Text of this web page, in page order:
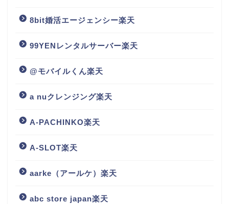
8bit婚活エージェンシー楽天
99YENレンタルサーバー楽天
@モバイルくん楽天
a nuクレンジング楽天
A-PACHINKO楽天
A-SLOT楽天
aarke（アールケ）楽天
abc store japan楽天